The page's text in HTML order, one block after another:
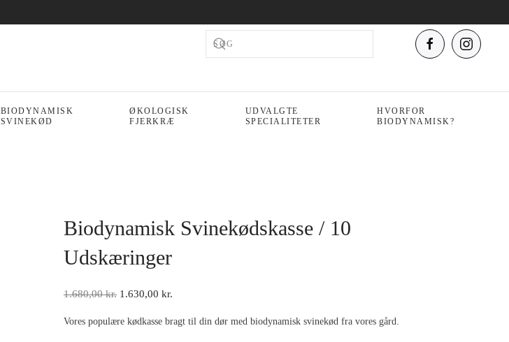
BIODYNAMISK
SVINEKØD
ØKOLOGISK
FJERKRÆ
UDVALGTE
SPECIALITETER
HVORFOR
BIODYNAMISK?
Biodynamisk Svinekødskasse / 10
Udskæringer
1.680,00kr. Den
pris
1.630,00 kr.
pris
Vores populære kødkasse bragt til din dør med biodynamisk svinekød fra vores gård.